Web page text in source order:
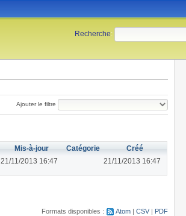
Recherche:
Ajouter le filtre
Mis-à-jour Catégorie
Créé
21/11/2013 16:47 21/11/2013 16:47
Formats disponibles : Atom CSV PDF